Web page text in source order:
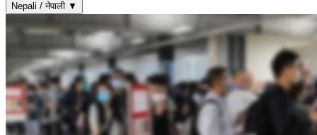
Nepali / नेपाली ▼